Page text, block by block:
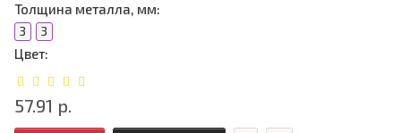
Толщина металла, мм:
3 3
Цвет:
57.91 р.